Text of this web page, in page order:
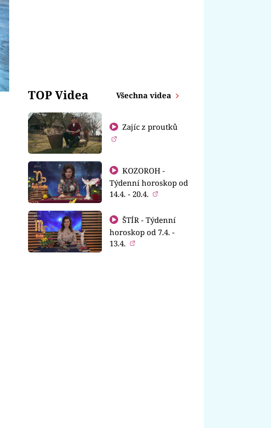
TOP Videa Všechna videa
Zajíc z proutků
KOZOROH -
Týdenní horoskop od
14.4. - 20.4.
ŠTÍR - Týdenní
horoskop od 7.4. -
13.4.